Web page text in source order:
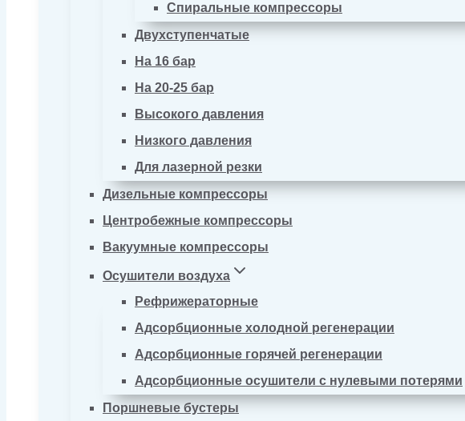
Спиральные компрессоры
Двухступенчатые
На 16 бар
На 20-25 бар
Высокого давления
Низкого давления
Для лазерной резки
Дизельные компрессоры
Центробежные компрессоры
Вакуумные компрессоры
Осушители воздуха
Рефрижераторные
Адсорбционные холодной регенерации
Адсорбционные горячей регенерации
Адсорбционные осушители с нулевыми потерями
Поршневые бустеры